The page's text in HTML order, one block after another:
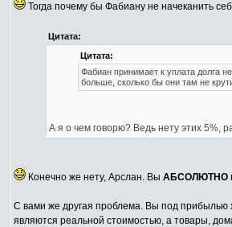
Тогда почему бы Фабиану не начеканить
Цитата:
Цитата:
Фабиан принимает к уплата долга
больше, сколько бы они там не
А я о чем говорю? Ведь нету этих 5%,
Конечно же нету, Арслан. Вы АБСОЛЮТНО
С вами же другая проблема. Вы под прибылью
являются реальной стоимостью, а товары,